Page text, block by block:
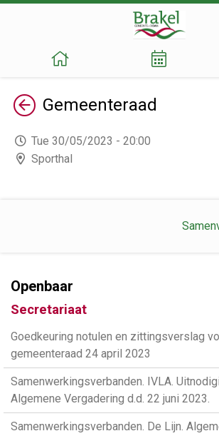
TerugGemeenteraad
Tue 30/05/2023 - 20:00
Sporthal
Openbaar
Secretariaat
Goedkeuring notulen en zittingsverslag
gemeenteraad 24 april 2023
Samenwerkingsverbanden. IVLA.
Algemene Vergadering d.d. 22 juni 2023.
Samenwerkingsverbanden. De Lijn.